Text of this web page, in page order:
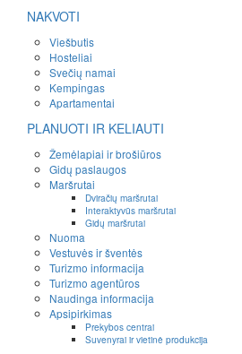
NAKVOTI
Viešbutis
Hosteliai
Svečių namai
Kempingas
Apartamentai
PLANUOTI IR KELIAUTI
Žemėlapiai ir brošiūros
Gidų paslaugos
Maršrutai
Dviračių maršrutai
Interaktyvūs maršrutai
Gidų maršrutai
Nuoma
Vestuvės ir šventės
Turizmo informacija
Turizmo agentūros
Naudinga informacija
Apsipirkimas
Prekybos centrai
Suvenyrai ir vietinė produkcija